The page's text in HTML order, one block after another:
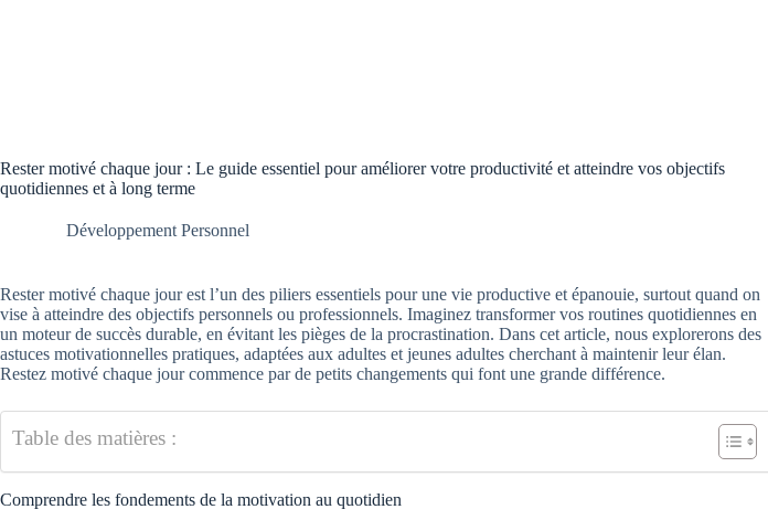
Rester motivé chaque jour : Le guide essentiel pour améliorer votre productivité et atteindre vos objectifs
quotidiennes et à long terme
Développement Personnel
Rester motivé chaque jour est l’un des piliers essentiels pour une vie productive et épanouie, surtout quand on
vise à atteindre des objectifs personnels ou professionnels. Imaginez transformer vos routines quotidiennes en
un moteur de succès durable, en évitant les pièges de la procrastination. Dans cet article, nous explorerons des
astuces motivationnelles pratiques, adaptées aux adultes et jeunes adultes cherchant à maintenir leur élan.
Restez motivé chaque jour commence par de petits changements qui font une grande différence.
Table des matières :
Comprendre les fondements de la motivation au quotidien